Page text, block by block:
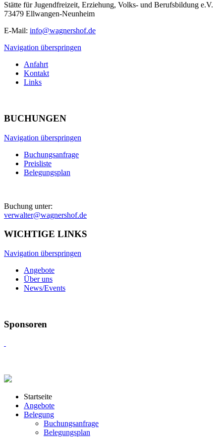
Stätte für Jugendfreizeit, Erziehung, Volks- und Berufsbildung e.V.
73479 Ellwangen-Neunheim
E-Mail: info@wagnershof.de
Navigation überspringen
Anfahrt
Kontakt
Links
BUCHUNGEN
Navigation überspringen
Buchungsanfrage
Preisliste
Belegungsplan
Buchung unter:
verwalter@wagnershof.de
WICHTIGE LINKS
Navigation überspringen
Angebote
Über uns
News/Events
Sponsoren
Startseite
Angebote
Belegung
Buchungsanfrage
Belegungsplan